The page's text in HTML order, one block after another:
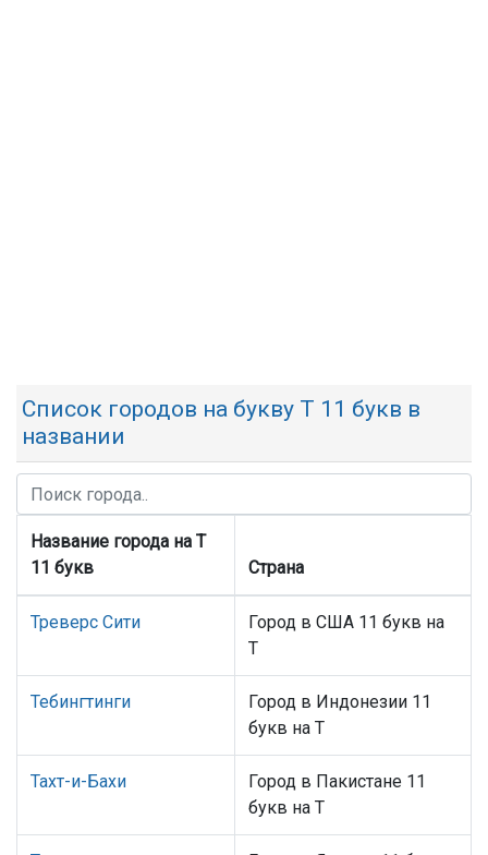
Список городов на букву Т 11 букв в
названии
Название города на Т
11 букв
Страна
Треверс Сити
Город в США 11 букв на
Т
Тебингтинги
Город в Индонезии 11
букв на Т
Тахт-и-Бахи
Город в Пакистане 11
букв на Т